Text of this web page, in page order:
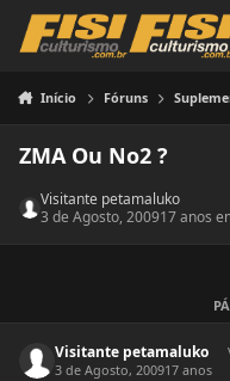
Pular para o conteúdo
Início Fóruns
ZMA Ou No2 ?
Visitante petamaluko
3 de Agosto, 200917 anos
Visitante petamaluko
3 de Agosto, 200917 anos